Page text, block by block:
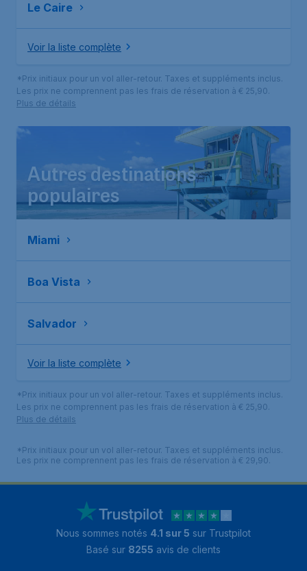
Le Caire
Voir la liste complète
*Prix initiaux pour un vol aller-retour. Taxes et suppléments inclus.
Les prix ne comprennent pas les frais de réservation à € 25,90.
Plus de détails
Autres destinations
populaires
Miami
Boa Vista
Salvador
Voir la liste complète
*Prix initiaux pour un vol aller-retour. Taxes et suppléments inclus.
Les prix ne comprennent pas les frais de réservation à € 25,90.
Plus de détails
*Prix initiaux pour un vol aller-retour. Taxes et suppléments inclus.
Les prix ne comprennent pas les frais de réservation à € 29,90.
Nous sommes notés 4.1 sur 5 sur Trustpilot
Basé sur 8255 avis de clients